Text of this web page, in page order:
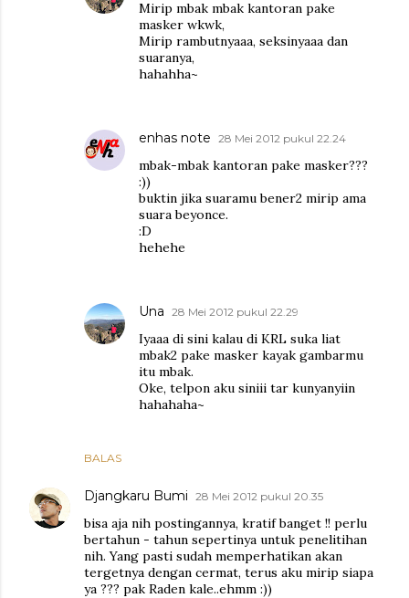
BALAS
Mirip mbak mbak kantoran pake
masker wkwk,
Mirip rambutnyaaa, seksinyaaa dan
suaranya,
hahahha~
enhas note 28 Mei 2012 pukul 22.24
mbak-mbak kantoran pake masker???
:))
buktin jika suaramu bener2 mirip ama
suara beyonce.
:D
hehehe
Una 28 Mei 2012 pukul 22.29
Iyaaa di sini kalau di KRL suka liat
mbak2 pake masker kayak gambarmu
itu mbak.
Oke, telpon aku siniii tar kunyanyiin
hahahaha~
Djangkaru Bumi 28 Mei 2012 pukul 20.35
bisa aja nih postingannya, kratif banget !! perlu
bertahun - tahun sepertinya untuk penelitihan
nih. Yang pasti sudah memperhatikan akan
tergetnya dengan cermat, terus aku mirip siapa
ya ??? pak Raden kale..ehmm :))